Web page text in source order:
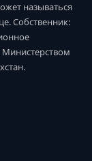
называться
Собственник:
Министерством